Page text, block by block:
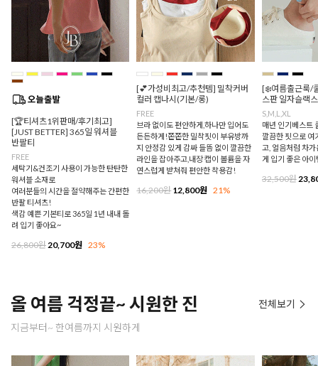
[🏆티셔츠1위판매/후기최고]
[JUST BETTER] 365일 워셔블
반팔티
FREE
세탁기&건조기 사용이 가능한 탄탄한
워셔블 소재로
여러분들의 시간을 절약해주는 간편한
반팔 티셔츠!
색감 예쁜 기본티로 365일 1년 내내 돌
려 입기 좋아요~
26,800원 20,700원 23%
[💕가성비최고/추천템] 밀착커버
컬러 캡나시(기본/롱)
FREE
브라 없이도 편안하게,하나만 입어도
든든하게!쫀쫀한 밀착핏이 부유방까
지 안정감 있게 감싸 들뜸 없이 깔끔한
라인을 잡아주고,내장 캡이 볼륨을 자
연스럽게 받쳐줘 편안한 착용감!
16,200원12,800원 21%
[❄️여름출근룩/
스판 일자슬랙스
S,M,L,XL
매년 인기베스트
깔끔한 핏으로 여
고, 얼음처럼 차
게 입기 좋은 아이
32,500원
올 여름 걱정끝~ 시원한 진
지금부터~ 한여름까지 시원하게
전체보기